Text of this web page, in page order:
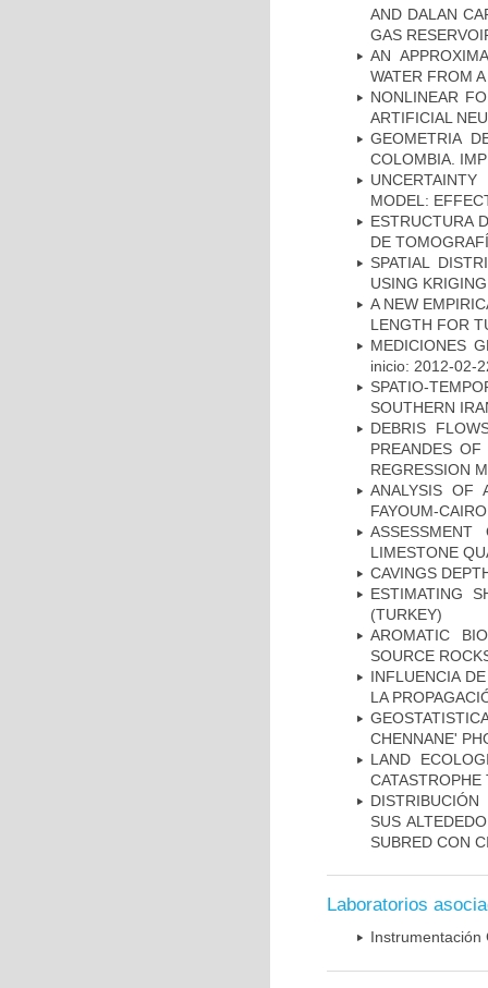
AND DALAN
GAS
AN
WATER FROM
NONLINEAR
ARTIFICIAL
GEOMETRIA
COLOMBIA.
MODEL:
ESTRUCTURA
DE
SPATIAL
USING
A NEW
LENGTH FOR
MEDICIONES
inicio: 2012-02-
SPATIO-
SOUTHERN
DEBRIS
PREANDES
REGRESSION
ANALYSIS OF
FAYOUM-
LIMESTONE
CAVINGS
ESTIMATING
(TURKEY)
AROMATIC
SOURCE
INFLUENCIA
LA
CHENNANE'
LAND
CATASTROPHE
SUS
SUBRED CON
Laboratorios
Instrumentación